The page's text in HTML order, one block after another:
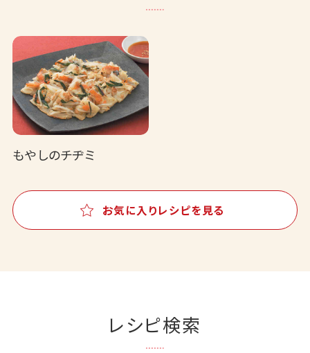
もやしのチヂミ
お気に入りレシピを見る
レシピ検索